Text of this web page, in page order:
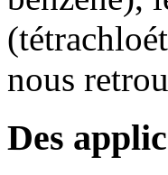
nous
Des